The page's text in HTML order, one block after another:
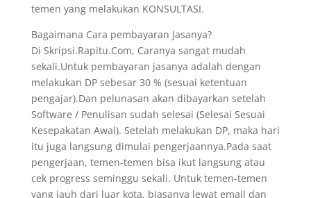
temen yang melakukan KONSULTASI.
Bagaimana Cara pembayaran Jasanya?
Di Skripsi.Rapitu.Com, Caranya sangat mudah
sekali.Untuk pembayaran jasanya adalah dengan
melakukan DP sebesar 30 % (sesuai ketentuan
pengajar).Dan pelunasan akan dibayarkan setelah
Software / Penulisan sudah selesai (Selesai Sesuai
Kesepakatan Awal). Setelah melakukan DP, maka hari
itu juga langsung dimulai pengerjaannya.Pada saat
pengerjaan, temen-temen bisa ikut langsung atau
cek progress seminggu sekali. Untuk temen-temen
yang jauh dari luar kota, biasanya lewat email dan